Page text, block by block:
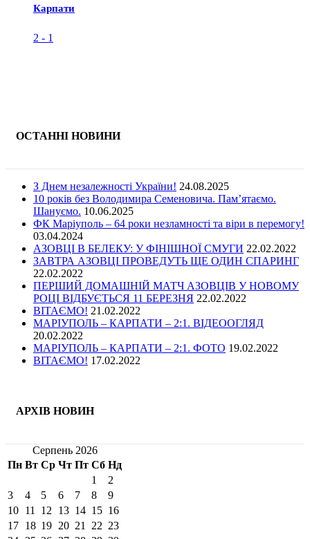
Карпати
2 - 1
ОСТАННІ НОВИНИ
З Днем незалежності України! 24.08.2025
10 років без Володимира Семеновича. Пам’ятаємо.
Шануємо. 10.06.2025
ФК Маріуполь – 64 роки незламності та віри в перемогу!
03.04.2024
АЗОВЦІ В БЕЛЕКУ: У ФІНІШНОЇ СМУГИ 22.02.2022
ЗАВТРА АЗОВЦІ ПРОВЕДУТЬ ЩЕ ОДИН СПАРИНГ
22.02.2022
ПЕРШИЙ ДОМАШНІЙ МАТЧ АЗОВЦІВ У НОВОМУ
РОЦІ ВІДБУЄТЬСЯ 11 БЕРЕЗНЯ 22.02.2022
ВІТАЄМО! 21.02.2022
МАРІУПОЛЬ – КАРПАТИ – 2:1. ВІДЕООГЛЯД
20.02.2022
МАРІУПОЛЬ – КАРПАТИ – 2:1. ФОТО 19.02.2022
ВІТАЄМО! 17.02.2022
АРХІВ НОВИН
Серпень 2026
Пн Вт Ср Чт Пт Сб Нд
1
2
3
4 5 6 7 8
9
10 11 12 13 14 15 16
17 18 19 20 21 22 23